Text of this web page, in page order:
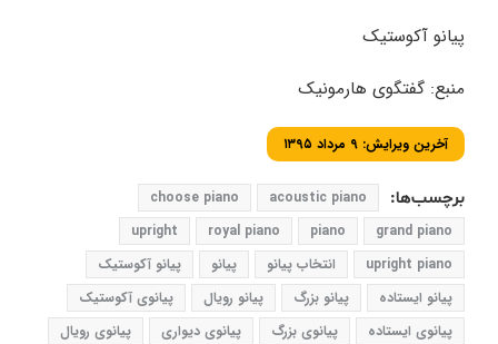
پیانو آکوستیک
منبع: گفتگوی هارمونیک
آخرین ویرایش: ۹ مرداد ۱۳۹۵
برچسب‌ها: acoustic piano
choose piano
grand piano
piano
royal piano
upright
upright piano
انتخاب پیانو پیانو
پیانو آکوستیک
پیانو ایستاده
پیانو بزرگ پیانو رویال
پیانوی آکوستیک
پیانوی ایستاده
پیانوی بزرگ پیانوی دیواری
پیانوی رویال